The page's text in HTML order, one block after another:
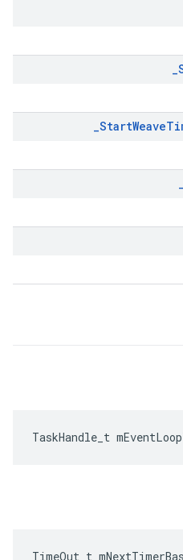
_
_StartWeave
_
TaskHandle_t
TimeOut_t